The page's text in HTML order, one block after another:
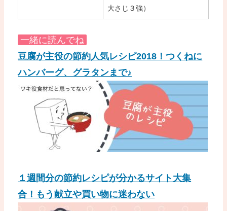
大さじ３強）
一緒に読んでね
豆腐が主役の節約人気レシピ2018！つくねに
ハンバーグ、グラタンまで♪
１週間分の節約レシピが分かるサイト大集
合！もう献立や買い物に迷わない